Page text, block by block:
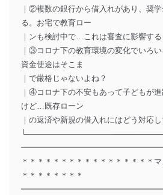
｜②複数の銀行から借入れがあり、奨
る。お宅で教育ロー
｜ンも検討中で…これは審査に影響する
｜③コロナ下の教育環境の変化でいろ
資金使途はそこま
｜で厳格じゃないよね？
｜④コロナ下の不安もあって子どもが
けど…既存ローン
｜の返済や新規の借入れにはどう対応
＊＊＊＊＊＊＊＊＊＊＊＊＊＊＊＊＊
＊＊＊＊＊＊＊＊